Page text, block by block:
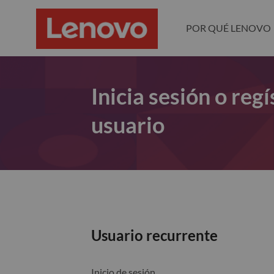
POR QUÉ LENOVO
Inicia sesión o
usuario
Usuario recurrente